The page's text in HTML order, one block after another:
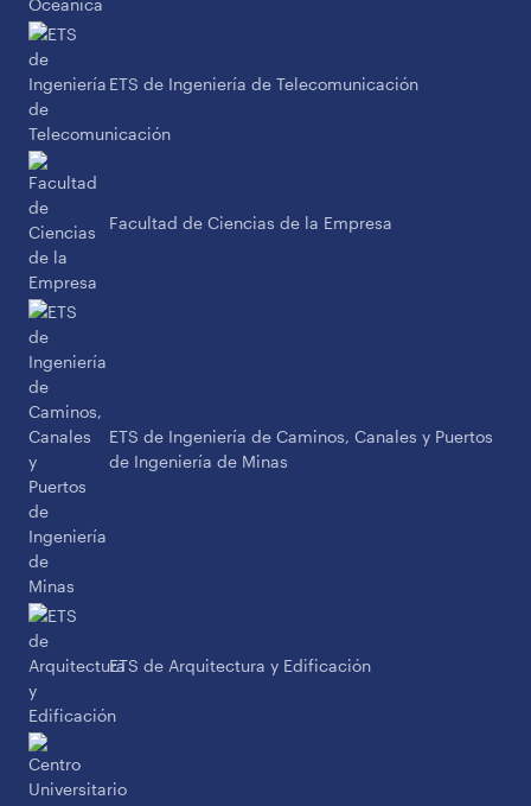
ETS de Ingeniería de Telecomunicación
Facultad de Ciencias de la Empresa
ETS de Ingeniería de Caminos, Canales y Puertos
de Ingeniería de Minas
ETS de Arquitectura y Edificación